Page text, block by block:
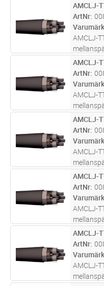
M
AMCLJ-
ArtNr
AMCLJ-
som
M
AMCLJ-
ArtNr
AMCLJ-
som
M
AMCLJ-
ArtNr
AMCLJ-
som
M
AMCLJ-
ArtNr
AMCLJ-
som
M
AMCLJ-
ArtNr
AMCLJ-